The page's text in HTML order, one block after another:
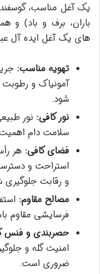
یک آغل مناسب،
باران، برف و باد) و
های یک آغل ایده آل
تهویه مناسب:
آمونیاک و رطوبت
شود.
نور کافی: نور
سلامت دام اهمیت
فضای کافی: هر
استراحت و
و رقابت جلوگیری
مصالح مقاوم:
فرسایشی مقاوم
حصربندی و
امنیت گله و
ضروری است.